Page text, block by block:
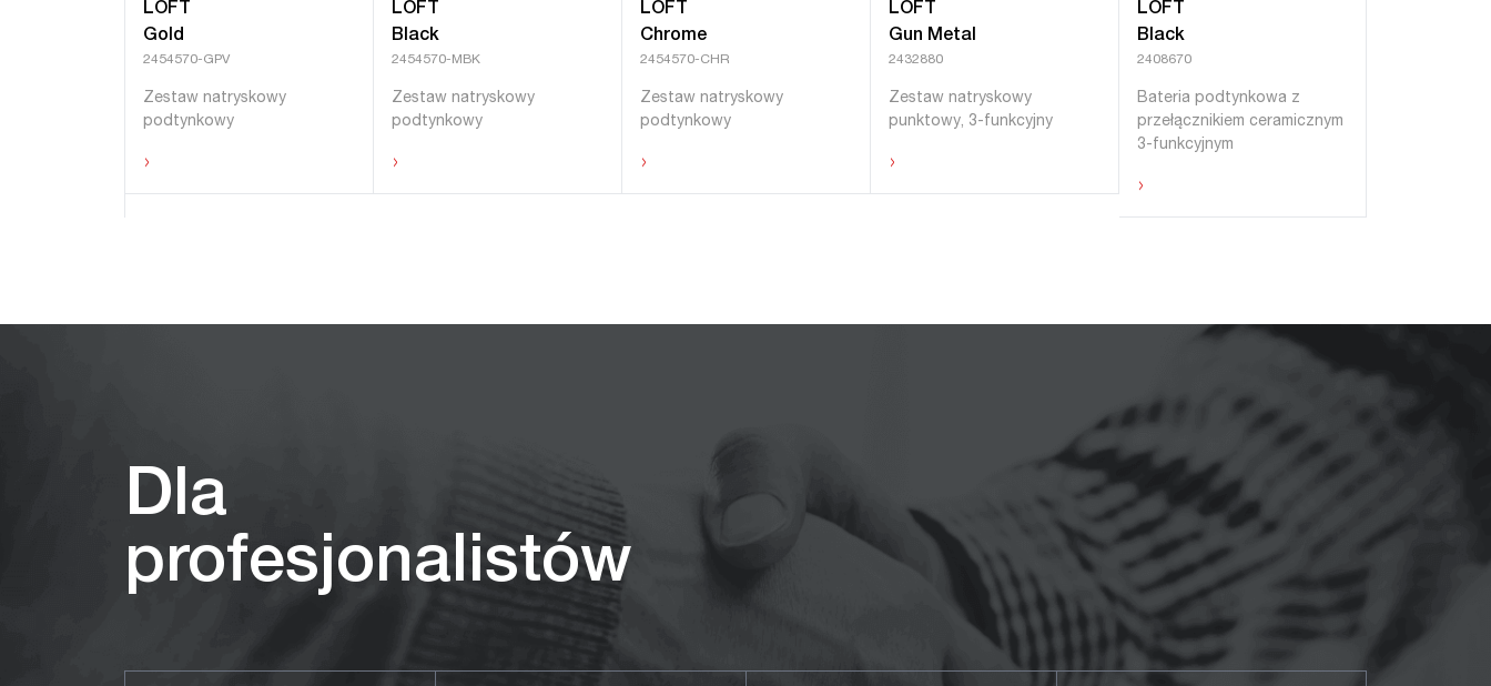
LOFT
Gold
2454570-GPV
Zestaw natryskowy
podtynkowy
›
LOFT
Black
2454570-MBK
Zestaw natryskowy
podtynkowy
›
LOFT
Chrome
2454570-CHR
Zestaw natryskowy
podtynkowy
›
LOFT
Gun Metal
2432880
Zestaw natryskowy
punktowy, 3-funkcyjny
›
LOFT
Black
2408670
Bateria podtynkowa z
przełącznikiem ceramicznym
3-funkcyjnym
›
Dla
profesjonalistów